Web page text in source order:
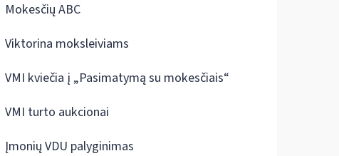
Mokesčių ABC
Viktorina moksleiviams
VMI kviečia į „Pasimatymą su mokesčiais“
VMI turto aukcionai
Įmonių VDU palyginimas